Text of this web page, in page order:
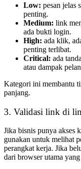
Low: pesan jelas
penting.
Medium: link
ada bukti login.
High: ada klik,
penting terlibat.
Critical: ada
atau dampak
Kategori ini membantu
panjang.
3. Validasi link di
Jika bisnis punya akses
gunakan untuk melihat
perangkat kerja. Jika
dari browser utama